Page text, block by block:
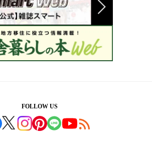
FOLLOW US